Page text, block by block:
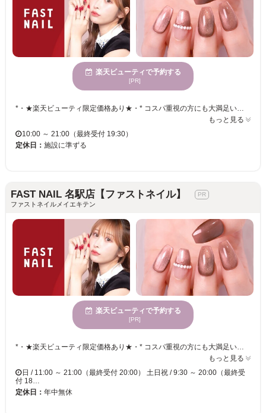
楽天ビューティで予約する
[PR]
もっと見る
10:00 ～ 21:00（最終受付 19:30）
定休日： 施設に準ずる
FAST NAIL 名駅店【ファストネイル】
ファストネイルメイエキテン
楽天ビューティで予約する
[PR]
もっと見る
日 / 11:00 ～ 21:00（最終受付 20:00） 土日祝 / 9:30 ～ 20:00（最終受
付 18…
定休日： 年中無休